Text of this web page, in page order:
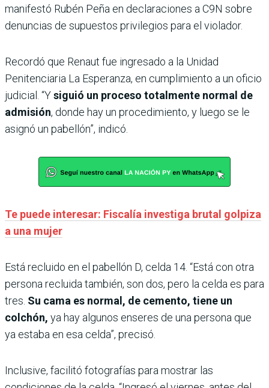
manifestó Rubén Peña en declaraciones a C9N sobre
denuncias de supuestos privilegios para el violador.
Recordó que Renaut fue ingresado a la Unidad
Penitenciaria La Esperanza, en cumplimiento a un oficio
judicial. “Ysiguió un proceso totalmente normal de
admisión, donde hay un procedimiento, y luego se le
asignó un pabellón”, indicó.
Te puede interesar: Fiscalía investiga brutal golpiza
a una mujer
Está recluido en el pabellón D, celda 14. “Está con otra
persona recluida también, son dos, pero la celda es para
tres. Su cama es normal, de cemento, tiene un
colchón, ya hay algunos enseres de una persona que
ya estaba en esa celda”, precisó.
Inclusive, facilitó fotografías para mostrar las